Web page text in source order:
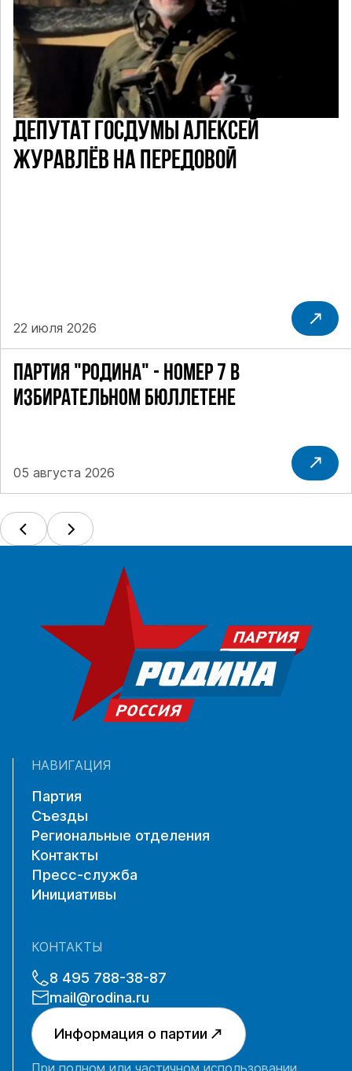
ПАРТИЯ "РОДИНА" - НОМЕР 7 В
ИЗБИРАТЕЛЬНОМ БЮЛЛЕТЕНЕ
05 августа 2026
ДЕПУТАТ ГОСДУМЫ АЛЕКСЕЙ
ЖУРАВЛЁВ НА ПЕРЕДОВОЙ
22 июля 2026
НАВИГАЦИЯ
Партия
Съезды
Региональные отделения
Контакты
Пресс-служба
Инициативы
КОНТАКТЫ
8 495 788-38-87
mail@rodina.ru
Информация о партии